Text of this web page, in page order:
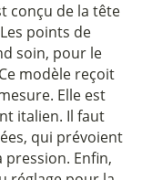
conçu de la tête
points de
soin, pour le
modèle reçoit
Elle est
italien. Il faut
qui prévoient
Enfin,